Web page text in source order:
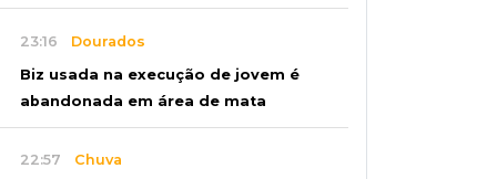
23:16 Dourados
Biz usada na execução de jovem é
abandonada em área de mata
22:57 Chuva